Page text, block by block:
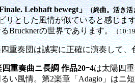
Lebhaft bewegt」（終曲。活き
リとした風情が似ていると感じま
Brucknerの世界であります。（
奏団は誠実に正確に演奏して、
重奏曲ニ長調 作品20ｰ4は太陽四
い風情。第2楽章「Adagio」はニ